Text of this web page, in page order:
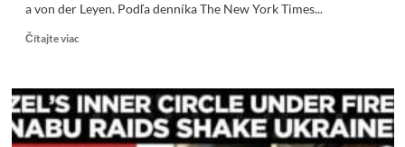
a von der Leyen. Podľa denníka The New York Times...
Čítajte viacRead
NYT:
Neúspech
plánu
s